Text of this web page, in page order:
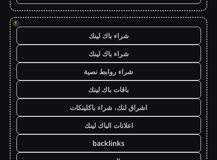
!
شراء باك لينك
شراء باك لينك
شراء روابط نصية
باقات باك لينك
اشراق لنك، شراء باكلينكات
اعلانات الباك لينك
backlinks